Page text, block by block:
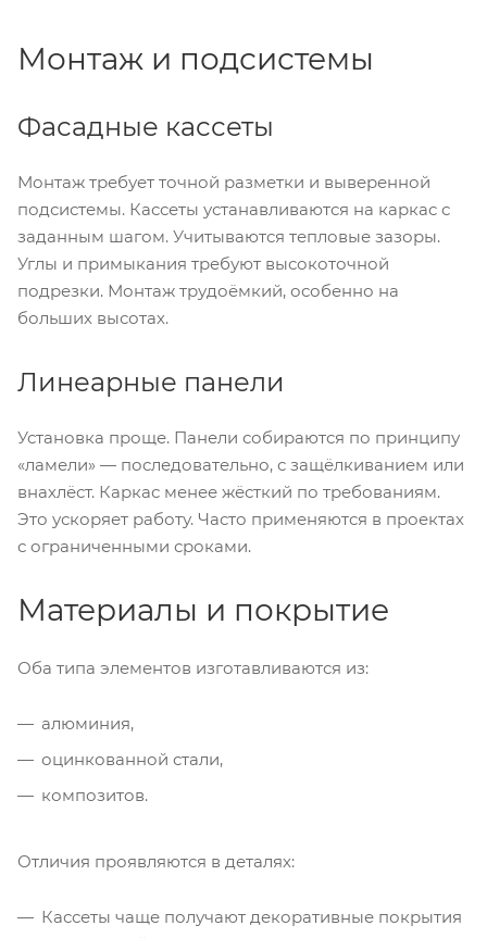
Монтаж и подсистемы
Фасадные кассеты
Монтаж требует точной разметки и выверенной
подсистемы. Кассеты устанавливаются на каркас с
заданным шагом. Учитываются тепловые зазоры.
Углы и примыкания требуют высокоточной
подрезки. Монтаж трудоёмкий, особенно на
больших высотах.
Линеарные панели
Установка проще. Панели собираются по принципу
«ламели» — последовательно, с защёлкиванием или
внахлёст. Каркас менее жёсткий по требованиям.
Это ускоряет работу. Часто применяются в проектах
с ограниченными сроками.
Материалы и покрытие
Оба типа элементов изготавливаются из:
алюминия,
оцинкованной стали,
композитов.
Отличия проявляются в деталях:
Кассеты чаще получают декоративные покрытия